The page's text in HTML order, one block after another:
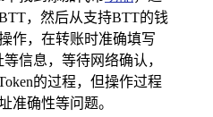
，然后从支持BTT的钱
作，在转账时准确填写
信息，等待网络确认，
的过程，但操作过程
准确性等问题。